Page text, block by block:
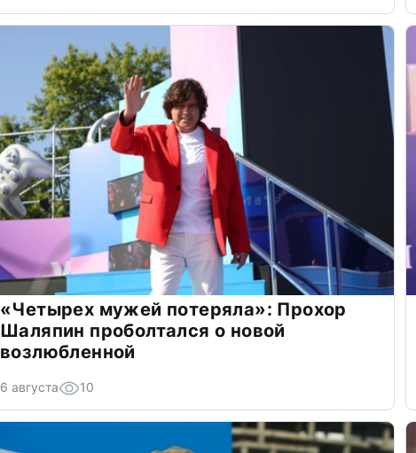
«Четырех мужей потеряла»: Прохор
Шаляпин проболтался о новой
возлюбленной
6 августа 10